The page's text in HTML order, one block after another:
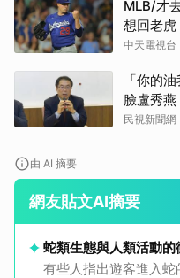
MLB/才
想回老虎
中天電視台
「你的
臉盧秀燕
民視新聞網
由 AI 摘要
網友貼文AI摘要
蛇類生態與人類活動的
有些人指出遊客進入